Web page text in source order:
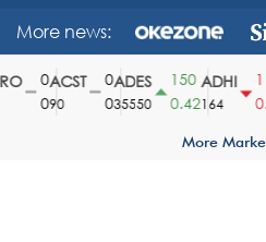
More news:
ACST
90
ADES
35550
150
0.42
ADHI
164
More